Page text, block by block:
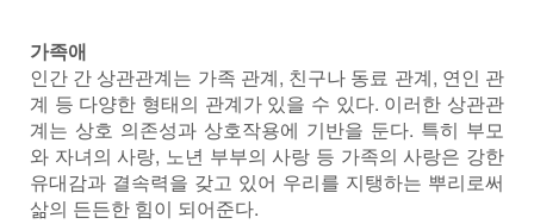
가족애
인간 간 상관관계는 가족 관계, 친구나 동료 관계, 연인 관
계 등 다양한 형태의 관계가 있을 수 있다. 이러한 상관관
계는 상호 의존성과 상호작용에 기반을 둔다. 특히 부모
와 자녀의 사랑, 노년 부부의 사랑 등 가족의 사랑은 강한
유대감과 결속력을 갖고 있어 우리를 지탱하는 뿌리로써
삶의 든든한 힘이 되어준다.